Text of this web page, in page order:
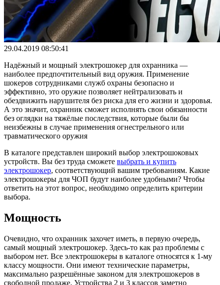
29.04.2019 08:50:41
Надёжный и мощный электрошокер для охранника —
наиболее предпочтительный вид оружия. Применение
шокеров сотрудниками служб охраны безопасно и
эффективно, это оружие позволяет нейтрализовать и
обездвижить нарушителя без риска для его жизни и здоровья.
А это значит, охранник сможет исполнять свои обязанности
без оглядки на тяжёлые последствия, которые были бы
неизбежны в случае применения огнестрельного или
травматического оружия
В каталоге представлен широкий выбор электрошоковых
устройств. Вы без труда сможете выбрать и купить
электрошокер, соответствующий вашим требованиям. Какие
электрошокеры для ЧОП будут наиболее удобными? Чтобы
ответить на этот вопрос, необходимо определить критерии
выбора.
Мощность
Очевидно, что охранник захочет иметь, в первую очередь,
самый мощный электрошокер. Здесь-то как раз проблемы с
выбором нет. Все электрошокеры в каталоге относятся к 1-му
классу мощности. Они имеют технические параметры,
максимально разрешённые законом для электрошокеров в
свободной продаже. Устройства 2 и 3 классов заметно